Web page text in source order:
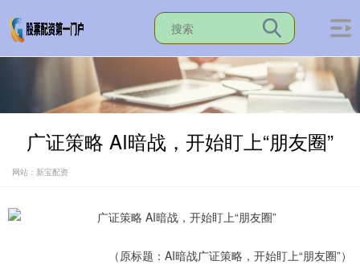
广证策略 AI暗战，开始盯上“朋友圈”
网站：新宝配资
（原标题：AI暗战广证策略，开始盯上“朋友圈”）